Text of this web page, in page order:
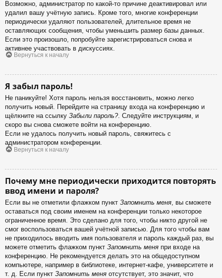
Возможно, администратор по какой-то причине деактивировал или
удалил вашу учётную запись. Кроме того, многие конференции
периодически удаляют пользователей, длительное время не
оставляющих сообщения, чтобы уменьшить размер базы данных.
Если это произошло, попробуйте зарегистрироваться снова и
активнее участвовать в дискуссиях.
Вернуться к началу
Я забыл пароль!
Не паникуйте! Хотя пароль нельзя восстановить, можно легко
получить новый. Перейдите на страницу входа на конференцию и
щёлкните на ссылку Забыли пароль?. Следуйте инструкциям, и
скоро вы снова сможете войти на конференцию.
Если не удалось получить новый пароль, свяжитесь с
администратором конференции.
Вернуться к началу
Почему мне периодически приходится повторять
ввод имени и пароля?
Если вы не отметили флажком пункт Запомнить меня , вы сможете
оставаться под своим именем на конференции только некоторое
ограниченное время. Это сделано для того, чтобы никто другой не
смог воспользоваться вашей учётной записью. Для того чтобы вам
не приходилось вводить имя пользователя и пароль каждый раз, вы
можете отметить флажком пункт Запомнить меня при входе на
конференцию. Не рекомендуется делать это на общедоступном
компьютере, например в библиотеке, интернет-кафе, университете и
т. д. Если пункт Запомнить меня отсутствует, это значит, что